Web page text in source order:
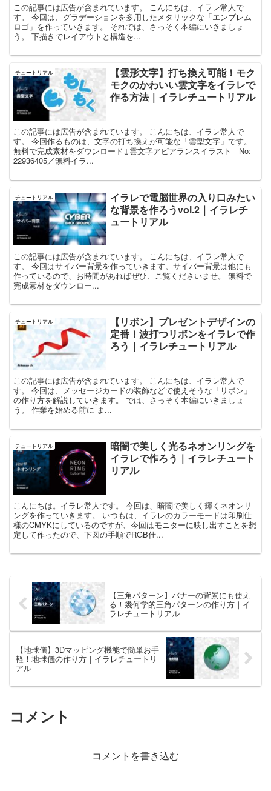
この記事には広告が含まれています。 こんにちは、イラレ常人で
す。 今回は、グラデーションを多用したメタリックな「エンブレム
ロゴ」を作っていきます。 それでは、さっそく本編にいきましょ
う。 下描きでレイアウトと構造を...
チュートリアル
【雲形文字】打ち換え可能！モク
モクのかわいい雲文字をイラレで
作る方法｜イラレチュートリアル
この記事には広告が含まれています。 こんにちは、イラレ常人で
す。 今回作るものは、文字の打ち換えが可能な「雲型文字」です。
無料で完成素材をダウンロード↓雲文字アピアランスイラスト - No:
22936405／無料イラ...
チュートリアル
イラレで電脳世界の入り口みたい
な背景を作ろうvol.2｜イラレチ
ュートリアル
この記事には広告が含まれています。 こんにちは、イラレ常人で
す。 今回はサイバー背景を作っていきます。サイバー背景は他にも
作っているので、お時間があればぜひ、ご覧くださいませ。 無料で
完成素材をダウンロー...
チュートリアル
【リボン】プレゼントデザインの
定番！波打つリボンをイラレで作
ろう｜イラレチュートリアル
この記事には広告が含まれています。 こんにちは、イラレ常人で
す。 今回は、メッセージカードの装飾などで使えそうな「リボン」
の作り方を解説していきます。 では、さっそく本編にいきましょ
う。 作業を始める前に ま...
チュートリアル
暗闇で美しく光るネオンリングを
イラレで作ろう｜イラレチュート
リアル
こんにちは。イラレ常人です。 今回は、暗闇で美しく輝くネオンリ
ングを作っていきます。 いつもは、イラレのカラーモードは印刷仕
様のCMYKにしているのですが、今回はモニターに映し出すことを想
定して作ったので、下図の手順でRGB仕...
【三角パターン】バナーの背景にも使え
る！幾何学的三角パターンの作り方｜イ
ラレチュートリアル
【地球儀】3Dマッピング機能で簡単お手
軽！地球儀の作り方｜イラレチュートリ
アル
コメント
コメントを書き込む